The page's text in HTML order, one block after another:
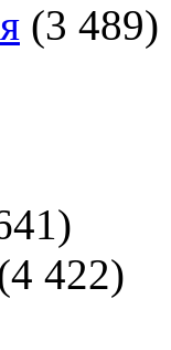
(3 489)
422)